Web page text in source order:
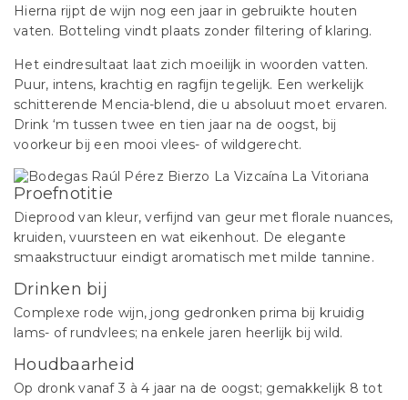
Hierna rijpt de wijn nog een jaar in gebruikte houten
vaten. Botteling vindt plaats zonder filtering of klaring.
Het eindresultaat laat zich moeilijk in woorden vatten.
Puur, intens, krachtig en ragfijn tegelijk. Een werkelijk
schitterende Mencia-blend, die u absoluut moet ervaren.
Drink ‘m tussen twee en tien jaar na de oogst, bij
voorkeur bij een mooi vlees- of wildgerecht.
Proefnotitie
Dieprood van kleur, verfijnd van geur met florale nuances,
kruiden, vuursteen en wat eikenhout. De elegante
smaakstructuur eindigt aromatisch met milde tannine.
Drinken bij
Complexe rode wijn, jong gedronken prima bij kruidig
lams- of rundvlees; na enkele jaren heerlijk bij wild.
Houdbaarheid
Op dronk vanaf 3 à 4 jaar na de oogst; gemakkelijk 8 tot